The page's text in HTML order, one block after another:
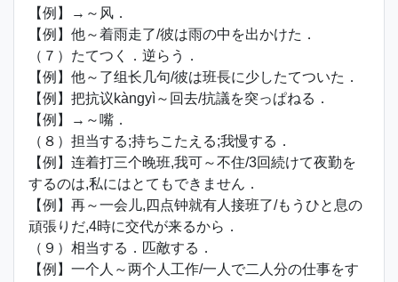
【例】→～风．
【例】他～着雨走了/彼は雨の中を出かけた．
（７）たてつく．逆らう．
【例】他～了组长几句/彼は班長に少したてついた．
【例】把抗议kàngyì～回去/抗議を突っぱねる．
【例】→～嘴．
（８）担当する;持ちこたえる;我慢する．
【例】连着打三个晚班,我可～不住/3回続けて夜勤を
するのは,私にはとてもできません．
【例】再～一会儿,四点钟就有人接班了/もうひと息の
頑張りだ,4時に交代が来るから．
（９）相当する．匹敵する．
【例】一个人～两个人工作/一人で二人分の仕事をす